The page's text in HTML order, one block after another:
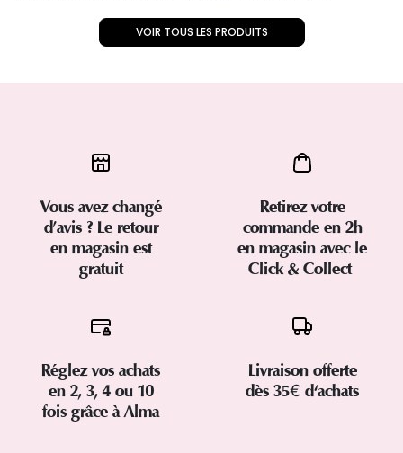
VOIR TOUS LES PRODUITS
Vous avez changé
d’avis ? Le retour
en magasin est
gratuit
Retirez votre
commande en 2h
en magasin avec le
Click & Collect
Réglez vos achats
en 2, 3, 4 ou 10
fois grâce à Alma
Livraison offerte
dès 35€ d'achats